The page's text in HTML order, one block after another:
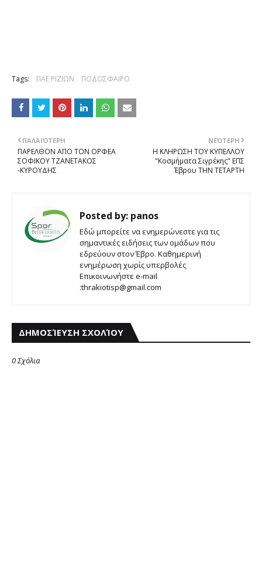
Tags: ΠΑΕ ΡΙΖΙΩΝ ΠΟΔΟΣΦΑΙΡΟ
ΝΕΌΤΕΡΗ
Η ΚΛΗΡΩΣΗ ΤΟΥ ΚΥΠΕΛΛΟΥ
"Κοσμήματα Σιγρέκης" ΕΠΣ
Έβρου ΤΗΝ ΤΕΤΑΡΤΗ
ΠΑΛΑΙΌΤΕΡΗ
ΠΑΡΕΛΘΟΝ ΑΠΟ ΤΟΝ ΟΡΦΕΑ
ΣΟΦΙΚΟΥ ΤΖΑΝΕΤΑΚΟΣ
-ΚΥΡΟΥΔΗΣ
Posted by: panos
Εδώ μπορείτε να ενημερώνεστε για τις
σημαντικές ειδήσεις των ομάδων που
εδρεύουν στον Έβρο. Καθημερινή
ενημέρωση χωρίς υπερβολές
Επικοινωνήστε e-mail
:thrakiotisp@gmail.com
ΔΗΜΟΣΊΕΥΣΗ ΣΧΟΛΊΟΥ
0 Σχόλια